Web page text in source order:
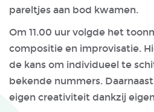
pareltjes aan bod kwamen.
Om 11.00 uur volgde het
compositie en improvisatie.
de kans om individueel te
bekende nummers.
eigen creativiteit dankzij